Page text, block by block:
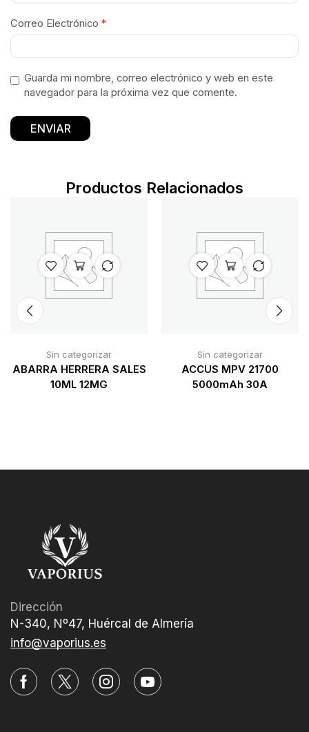
Correo Electrónico *
Guarda mi nombre, correo electrónico y web en este
navegador para la próxima vez que comente.
Productos Relacionados
Sin categorizar
ABARRA HERRERA SALES
10ML 12MG
Sin categorizar
ACCUS MPV 21700
5000mAh 30A
Dirección
N-340, Nº47, Huércal de Almería
info@vaporius.es